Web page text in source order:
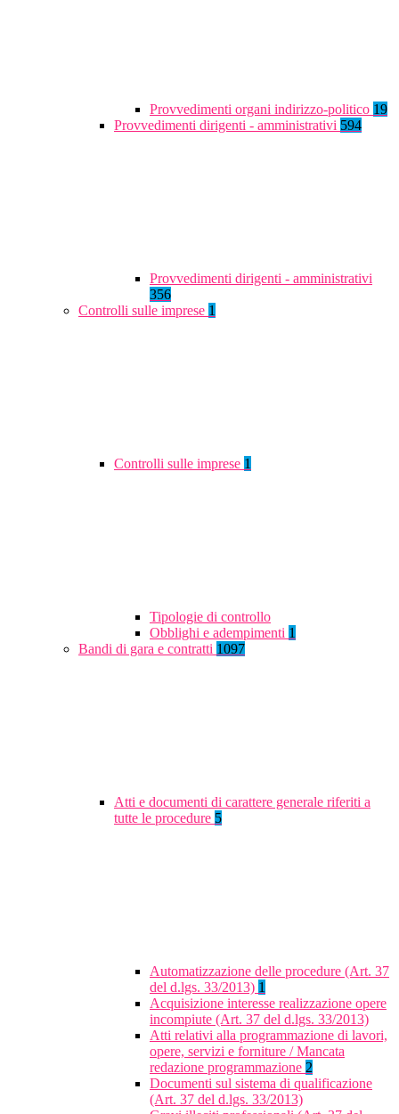
Provvedimenti organi indirizzo-politico 19
Provvedimenti dirigenti - amministrativi 594
Provvedimenti dirigenti - amministrativi
356
Controlli sulle imprese 1
Controlli sulle imprese 1
Tipologie di controllo
Obblighi e adempimenti 1
Bandi di gara e contratti 1097
Atti e documenti di carattere generale riferiti a
tutte le procedure 5
Automatizzazione delle procedure (Art. 37
del d.lgs. 33/2013) 1
Acquisizione interesse realizzazione opere
incompiute (Art. 37 del d.lgs. 33/2013)
Atti relativi alla programmazione di lavori,
opere, servizi e forniture / Mancata
redazione programmazione 2
Documenti sul sistema di qualificazione
(Art. 37 del d.lgs. 33/2013)